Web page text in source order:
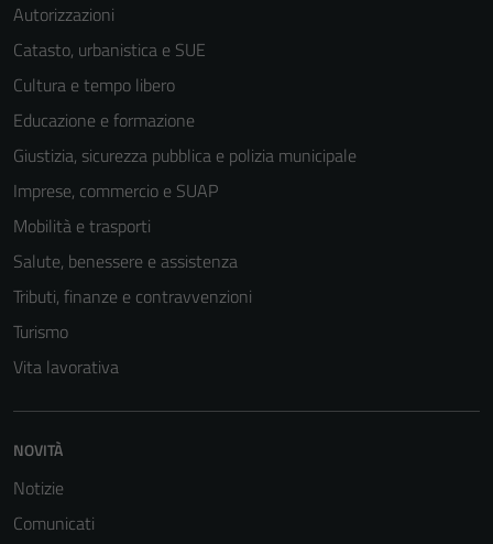
Autorizzazioni
Catasto, urbanistica e SUE
Cultura e tempo libero
Educazione e formazione
Giustizia, sicurezza pubblica e polizia municipale
Imprese, commercio e SUAP
Mobilità e trasporti
Salute, benessere e assistenza
Tributi, finanze e contravvenzioni
Turismo
Vita lavorativa
NOVITÀ
Notizie
Comunicati